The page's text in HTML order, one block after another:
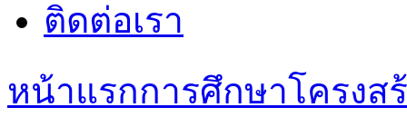
ติดต่อเรา
หน้าแรกการศึกษาโครงส